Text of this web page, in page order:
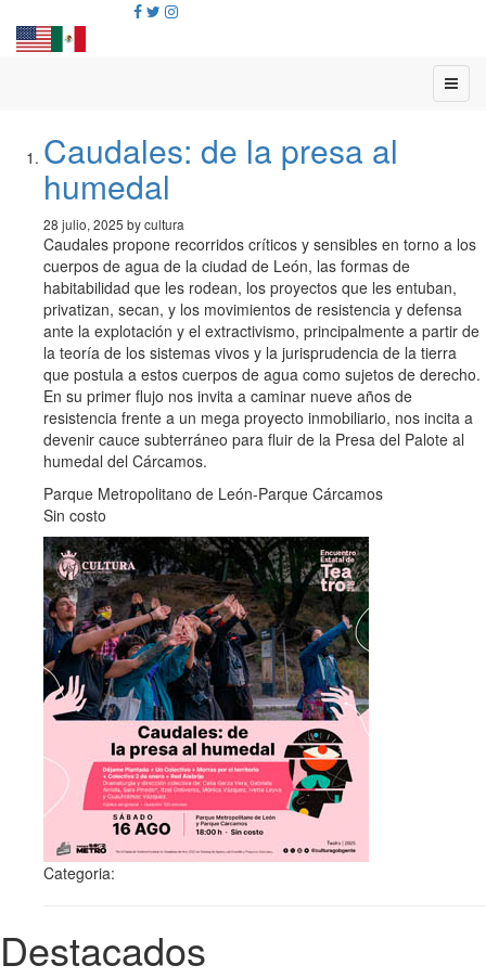
Caudales: de la presa al
humedal
28 julio, 2025 by cultura
Caudales propone recorridos críticos y sensibles en torno a los
cuerpos de agua de la ciudad de León, las formas de
habitabilidad que les rodean, los proyectos que les entuban,
privatizan, secan, y los movimientos de resistencia y defensa
ante la explotación y el extractivismo, principalmente a partir de
la teoría de los sistemas vivos y la jurisprudencia de la tierra
que postula a estos cuerpos de agua como sujetos de derecho.
En su primer flujo nos invita a caminar nueve años de
resistencia frente a un mega proyecto inmobiliario, nos incita a
devenir cauce subterráneo para fluir de la Presa del Palote al
humedal del Cárcamos.
Parque Metropolitano de León-Parque Cárcamos
Sin costo
Categoria:
Destacados